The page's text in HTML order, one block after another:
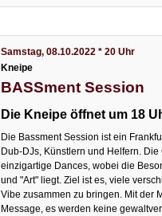
Samstag, 08.10.2022 * 20 Uhr
Kneipe
BASSment Session
Die Kneipe öffnet um 18
Die Bassment Session ist ein
Dub-DJs, Künstlern und Helfern.
einzigartige Dances, wobei die
und "Art" liegt. Ziel ist es, viele
Vibe zusammen zu bringen. Mit der
Message, es werden keine